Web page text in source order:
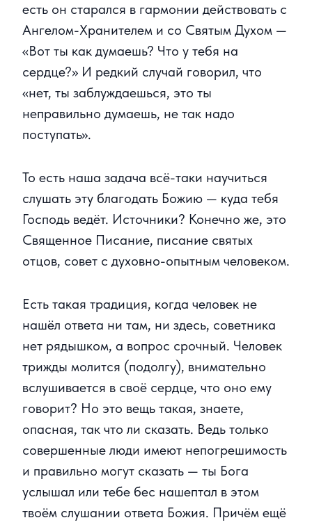
есть он старался в гармонии действовать с
Ангелом-Хранителем и со Святым Духом —
«Вот ты как думаешь? Что у тебя на
сердце?» И редкий случай говорил, что
«нет, ты заблуждаешься, это ты
неправильно думаешь, не так надо
поступать».
То есть наша задача всё-таки научиться
слушать эту благодать Божию — куда тебя
Господь ведёт. Источники? Конечно же, это
Священное Писание, писание святых
отцов, совет с духовно-опытным человеком.
Есть такая традиция, когда человек не
нашёл ответа ни там, ни здесь, советника
нет рядышком, а вопрос срочный. Человек
трижды молится (подолгу), внимательно
вслушивается в своё сердце, что оно ему
говорит? Но это вещь такая, знаете,
опасная, так что ли сказать. Ведь только
совершенные люди имеют непогрешимость
и правильно могут сказать — ты Бога
услышал или тебе бес нашептал в этом
твоём слушании ответа Божия. Причём ещё